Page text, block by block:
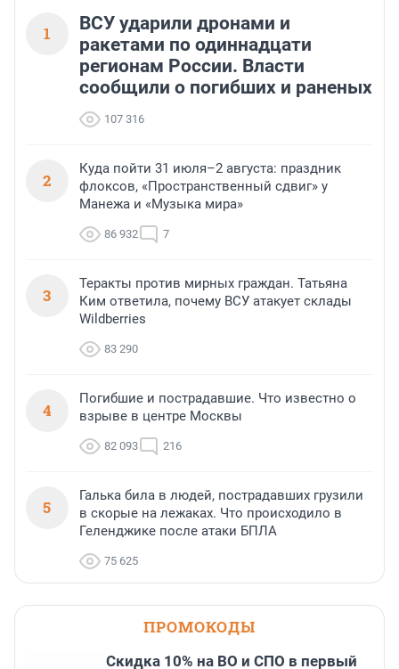
1
ВСУ ударили дронами и
ракетами по одиннадцати
регионам России. Власти
сообщили о погибших и раненых
107 316
2
Куда пойти 31 июля–2 августа: праздник
флоксов, «Пространственный сдвиг» у
Манежа и «Музыка мира»
86 932 7
3
Теракты против мирных граждан. Татьяна
Ким ответила, почему ВСУ атакует склады
Wildberries
83 290
4
Погибшие и пострадавшие. Что известно о
взрыве в центре Москвы
82 093 216
5
Галька била в людей, пострадавших грузили
в скорые на лежаках. Что происходило в
Геленджике после атаки БПЛА
75 625
ПРОМОКОДЫ
Скидка 10% на ВО и СПО в первый